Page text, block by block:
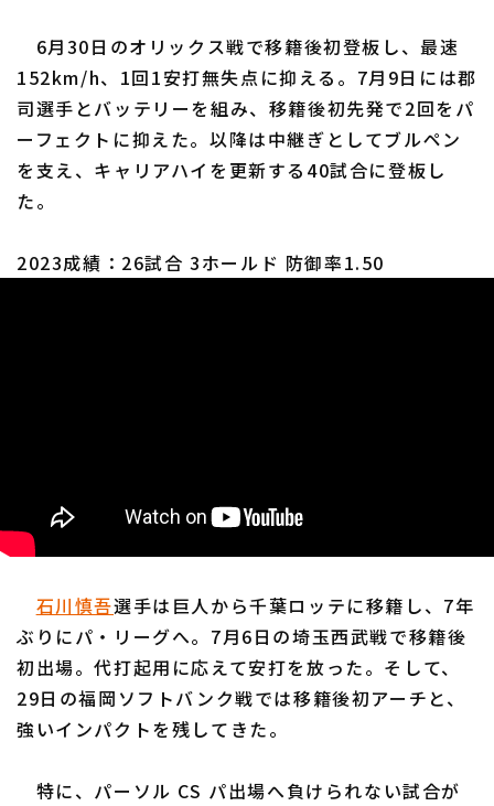
6月30日のオリックス戦で移籍後初登板し、最速
152km/h、1回1安打無失点に抑える。7月9日には郡
司選手とバッテリーを組み、移籍後初先発で2回をパ
ーフェクトに抑えた。以降は中継ぎとしてブルペン
を支え、キャリアハイを更新する40試合に登板し
た。
2023成績：26試合 3ホールド 防御率1.50
石川慎吾選手は巨人から千葉ロッテに移籍し、7年
ぶりにパ・リーグへ。7月6日の埼玉西武戦で移籍後
初出場。代打起用に応えて安打を放った。そして、
29日の福岡ソフトバンク戦では移籍後初アーチと、
強いインパクトを残してきた。
特に、パーソル CS パ出場へ負けられない試合が